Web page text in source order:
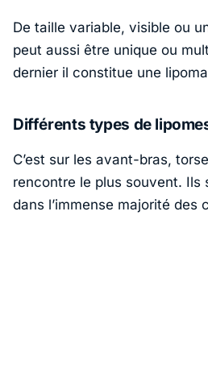
De taille variable, visible ou
peut aussi être unique ou
dernier il constitue une
Différents types de
C’est sur les avant-bras,
rencontre le plus souvent. Ils
dans l’immense majorité des